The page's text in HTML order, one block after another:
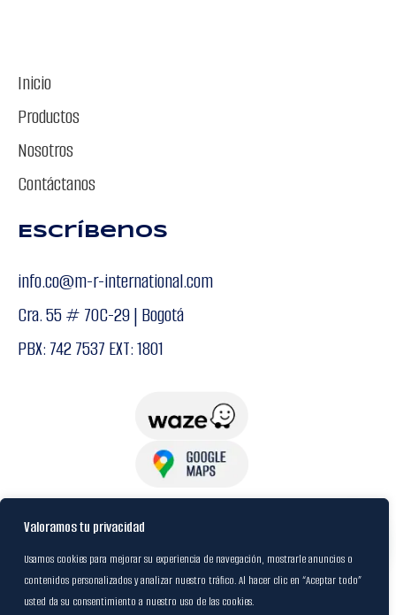
Valoramos tu privacidad
Usamos cookies para mejorar su experiencia de navegación, mostrarle anuncios o
contenidos personalizados y analizar nuestro tráfico. Al hacer clic en “Aceptar todo”
usted da su consentimiento a nuestro uso de las cookies.
Inicio
Productos
Nosotros
Contáctanos
Escríbenos
info.co@m-r-international.com
Cra. 55 # 70C-29 | Bogotá
PBX: 742 7537 EXT: 1801
USuarios
Política de Datos